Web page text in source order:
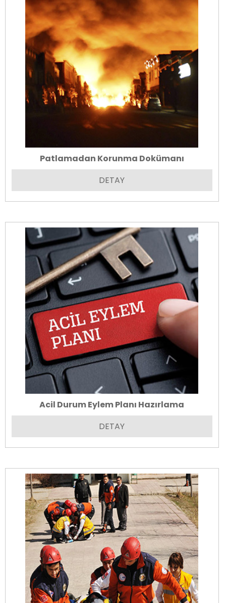
Patlamadan Korunma Dokümanı
DETAY
Acil Durum Eylem Planı Hazırlama
DETAY